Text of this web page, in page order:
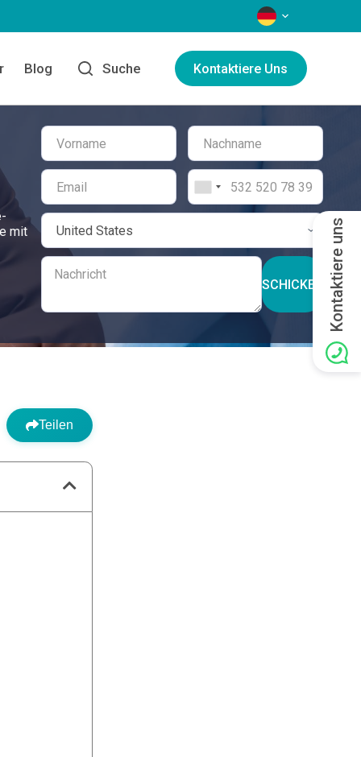
SPRACHEN
Blog Suche Kontaktiere Uns
mit
SCHICKEN
Teilen
Kontaktiere uns